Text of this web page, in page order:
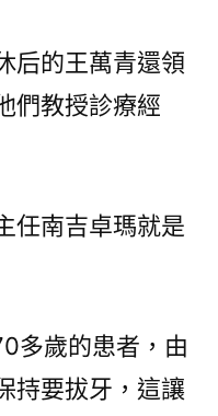
后的王萬青還領
們教授診療經
任南吉卓瑪就是
多歲的患者，由
持要拔牙，這讓